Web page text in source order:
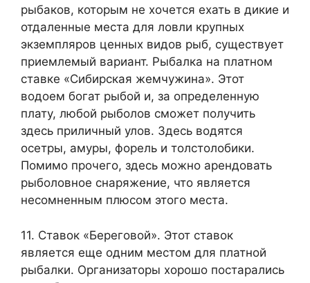
рыбаков, которым не хочется ехать в дикие и
отдаленные места для ловли крупных
экземпляров ценных видов рыб, существует
приемлемый вариант. Рыбалка на платном
ставке «Сибирская жемчужина». Этот
водоем богат рыбой и, за определенную
плату, любой рыболов сможет получить
здесь приличный улов. Здесь водятся
осетры, амуры, форель и толстолобики.
Помимо прочего, здесь можно арендовать
рыболовное снаряжение, что является
несомненным плюсом этого места.
11. Ставок «Береговой». Этот ставок
является еще одним местом для платной
рыбалки. Организаторы хорошо постарались